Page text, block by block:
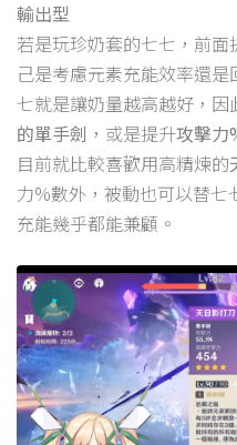
輸出型
若是玩珍奶套的七七，前
己是考慮元素充能效率還
七就是讓奶量越高越好，因
的單手劍 ，或是提升攻擊力
目前就比較喜歡用高精煉的
力%數外，被動也可以替
充能幾乎都能兼顧。